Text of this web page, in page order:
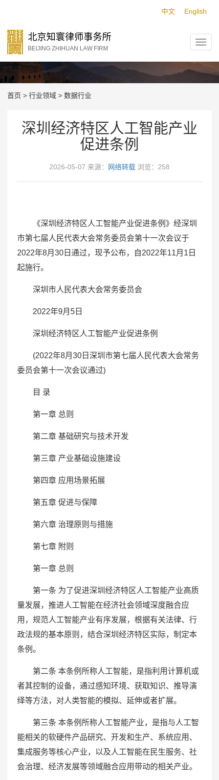
中文 English
北京知寰律师事务所
BEIJING ZHIHUAN LAW FIRM
数据行业
首页 > 行业领域 > 数据行业
深圳经济特区人工智能产业
促进条例
2026-05-07 来源： 网络转载 浏览：258
《深圳经济特区人工智能产业促进条例》经深圳
市第七届人民代表大会常务委员会第十一次会议于
2022年8月30日通过，现予公布，自2022年11月1日
起施行。
深圳市人民代表大会常务委员会
2022年9月5日
深圳经济特区人工智能产业促进条例
(2022年8月30日深圳市第七届人民代表大会常务
委员会第十一次会议通过)
目 录
第一章 总则
第二章 基础研究与技术开发
第三章 产业基础设施建设
第四章 应用场景拓展
第五章 促进与保障
第六章 治理原则与措施
第七章 附则
第一章 总则
第一条 为了促进深圳经济特区人工智能产业高质
量发展，推进人工智能在经济社会领域深度融合应
用，规范人工智能产业有序发展，根据有关法律、行
政法规的基本原则，结合深圳经济特区实际，制定本
条例。
第二条 本条例所称人工智能，是指利用计算机或
者其控制的设备，通过感知环境、获取知识、推导演
绎等方法，对人类智能的模拟、延伸或者扩展。
第三条 本条例所称人工智能产业，是指与人工智
能相关的软硬件产品研究、开发和生产、系统应用、
集成服务等核心产业，以及人工智能在民生服务、社
会治理、经济发展等领域融合应用带动的相关产业。